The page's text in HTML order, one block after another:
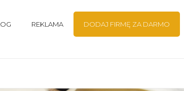
REKLAMA DODAJ FIRMĘ ZA DARMO